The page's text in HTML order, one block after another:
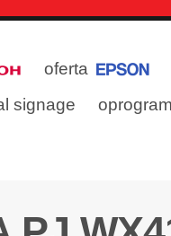
oferta
signage